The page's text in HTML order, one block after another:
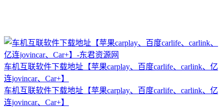
车机互联软件下载地址【苹果carplay、百度carlife、carlink、亿
连jovincar、Car+】
车机互联软件下载地址【苹果carplay、百度carlife、carlink、亿
连jovincar、Car+】